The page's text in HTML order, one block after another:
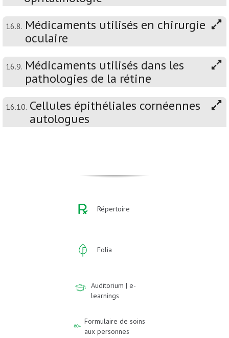
16.8. Médicaments utilisés en chirurgie
oculaire
16.9. Médicaments utilisés dans les
pathologies de la rétine
16.10. Cellules épithéliales cornéennes
autologues
Répertoire
Folia
Auditorium | e-
learnings
Formulaire de soins
aux personnes